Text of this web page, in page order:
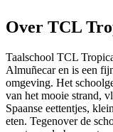
Over TCL
Taalschool TCL
Almuñecar en is een
omgeving. Het
van het mooie strand,
Spaanse eettentjes,
eten. Tegenover de